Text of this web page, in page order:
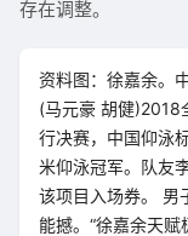
存在调整。
资料图：徐嘉余。
(马元豪 胡健)2018
行决赛，中国仰泳
米仰泳冠军。队友
该项目入场券。 男
能撼。“徐嘉余天